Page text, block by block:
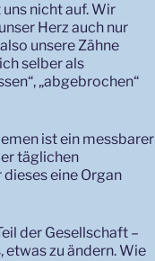
nicht auf. Wir
Herz auch nur
unsere Zähne
selber als
„abgebrochen“
ist ein messbarer
täglichen
eine Organ
der Gesellschaft –
zu ändern. Wie